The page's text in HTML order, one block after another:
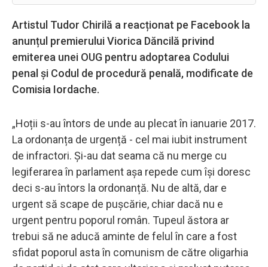
Artistul Tudor Chirilă a reacționat pe Facebook la
anunțul premierului Viorica Dăncilă privind
emiterea unei OUG pentru adoptarea Codului
penal şi Codul de procedură penală, modificate de
Comisia Iordache.
„Hoții s-au întors de unde au plecat în ianuarie 2017.
La ordonanța de urgență - cel mai iubit instrument
de infractori. Și-au dat seama că nu merge cu
legiferarea în parlament așa repede cum își doresc
deci s-au întors la ordonanță. Nu de altă, dar e
urgent să scape de pușcărie, chiar dacă nu e
urgent pentru poporul român. Tupeul ăstora ar
trebui să ne aducă aminte de felul în care a fost
sfidat poporul asta în comunism de către oligarhia